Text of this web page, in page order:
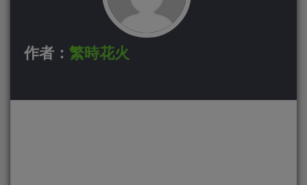
作者： 繁時花火